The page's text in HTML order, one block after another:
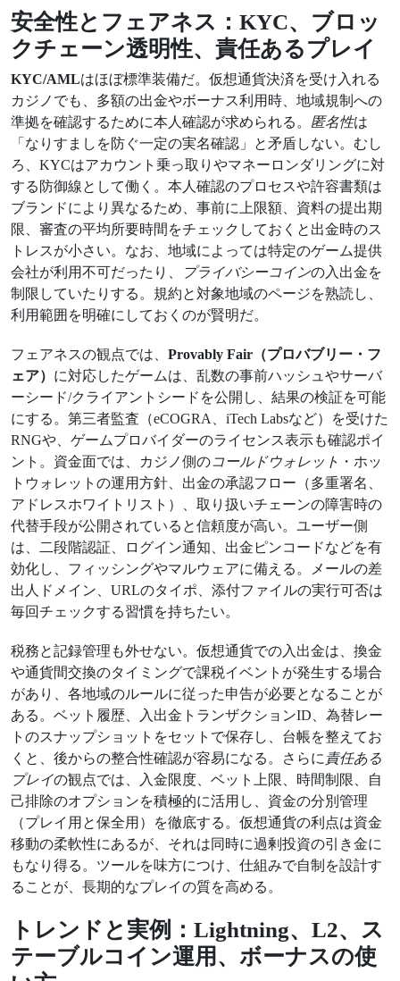
安全性とフェアネス：KYC、ブロッ
クチェーン透明性、責任あるプレイ
KYC/AMLはほぼ標準装備だ。仮想通貨決済を受け入れる
カジノでも、多額の出金やボーナス利用時、地域規制への
準拠を確認するために本人確認が求められる。 匿名性は
「なりすましを防ぐ一定の実名確認」と矛盾しない。むし
ろ、KYCはアカウント乗っ取りやマネーロンダリングに対
する防御線として働く。本人確認のプロセスや許容書類は
ブランドにより異なるため、事前に上限額、資料の提出期
限、審査の平均所要時間をチェックしておくと出金時のス
トレスが小さい。なお、地域によっては特定のゲーム提供
会社が利用不可だったり、
プライバシーコインの入出金を
制限していたりする。規約と対象地域のページを熟読し、
利用範囲を明確にしておくのが賢明だ。
フェアネスの観点では、 Provably Fair（プロバブリー・フ
ェア） に対応したゲームは、乱数の事前ハッシュやサーバ
ーシード/クライアントシードを公開し、結果の検証を可能
にする。第三者監査（eCOGRA、iTech Labsなど）を受けた
RNGや、ゲームプロバイダーのライセンス表示も確認ポイ
ント。資金面では、カジノ側のコールドウォレット ・ホッ
トウォレットの運用方針、出金の承認フロー（多重署名、
アドレスホワイトリスト）、取り扱いチェーンの障害時の
代替手段が公開されていると信頼度が高い。ユーザー側
は、二段階認証、ログイン通知、出金ピンコードなどを有
効化し、フィッシングやマルウェアに備える。メールの差
出人ドメイン、URLのタイポ、添付ファイルの実行可否は
毎回チェックする習慣を持ちたい。
税務と記録管理も外せない。仮想通貨での入出金は、換金
や通貨間交換のタイミングで課税イベントが発生する場合
があり、各地域のルールに従った申告が必要となることが
ある。ベット履歴、入出金トランザクションID、為替レー
トのスナップショットをセットで保存し、台帳を整えてお
くと、後からの整合性確認が容易になる。さらに 責任ある
プレイの観点では、入金限度、ベット上限、時間制限、自
己排除のオプションを積極的に活用し、資金の分別管理
（プレイ用と保全用）を徹底する。仮想通貨の利点は資金
移動の柔軟性にあるが、それは同時に過剰投資の引き金に
もなり得る。ツールを味方につけ、仕組みで自制を設計す
ることが、長期的なプレイの質を高める。
トレンドと実例：Lightning、L2、ス
テーブルコイン運用、ボーナスの使